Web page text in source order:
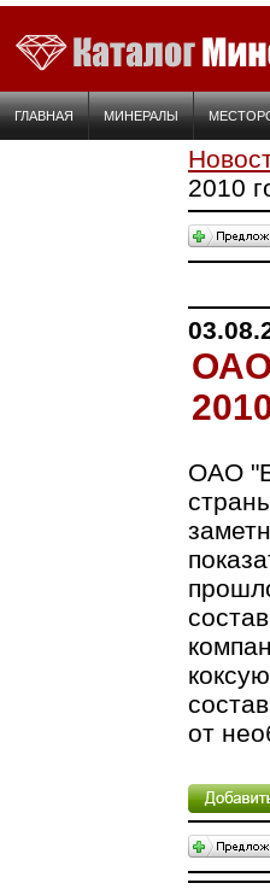
ГЛАВНАЯ МИНЕРАЛЫ
2010
ОАО
ОАО
от